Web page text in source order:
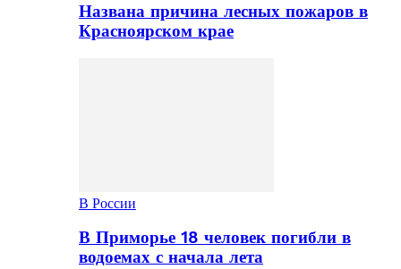
Названа причина лесных пожаров в
Красноярском крае
В России
В Приморье 18 человек погибли в
водоемах с начала лета